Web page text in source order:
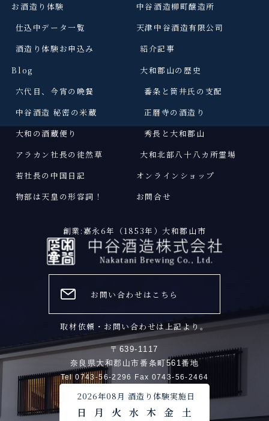
お酒造り体験
仕込中データ一覧
酒造り体験お申込み
Blog
六代目、今宵の晩餐
中谷酒造 秘密の米蔵
大和の酒蔵便り
アラカン社長の徒然草
若社長の中国日記
物部は天皇の形容詞 ！
中谷酒造柳町醸造所
天津中谷酒造有限公司
紹介記事
大和郡山の歴史
番条と筒井氏の支配
正暦寺の酒造り
秀長と大和郡山
大和北部八十八カ所霊場
オンラインショップ
お問合せ
創業:嘉永6年（1853年）大和郡山市
お問い合わせはこちら
取材依頼・お問い合わせは上記より。
〒639-1117
奈良県大和郡山市番条町561番地
Tel 0743-56-2296 Fax 0743-56-2464